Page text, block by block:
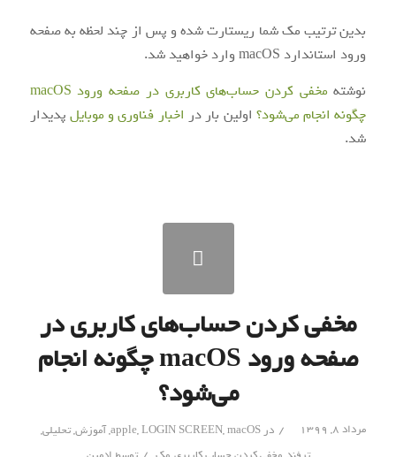
بدین ترتیب مک شما ریستارت شده و پس از چند لحظه به صفحه
ورود استاندارد macOS وارد خواهید شد.
نوشته
مخفی کردن حساب‌های کاربری در صفحه ورود macOS
چگونه انجام می‌شود؟ اولین بار در اخبار فناوری و موبایل پدیدار
شد.
مخفی کردن حساب‌های کاربری در
صفحه ورود macOS چگونه انجام
می‌شود؟
مرداد ۸, ۱۳۹۹ / در apple,LOGIN SCREEN,macOS
,آموزش,تحلیلی,